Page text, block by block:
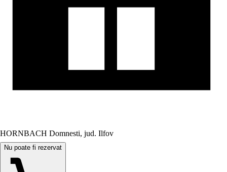
HORNBACH Domnesti, jud. Ilfov
Nu poate fi rezervat